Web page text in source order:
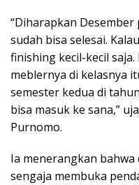
“Diharapkan
sudah bisa selesai.
finishing kecil-kecil
meblernya di kelasnya
semester kedua di
bisa masuk ke sana,”
Purnomo.
Ia menerangkan
sengaja membuka